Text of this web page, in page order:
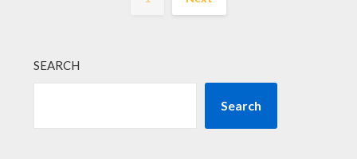
SEARCH
Search